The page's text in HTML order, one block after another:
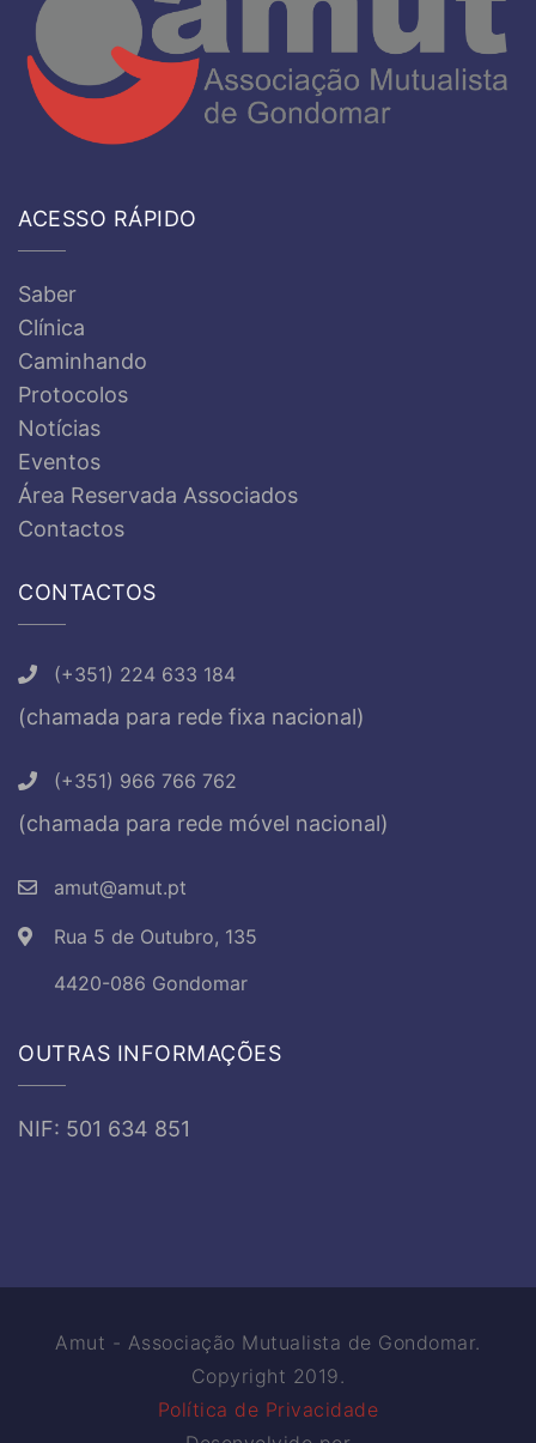
ACESSO RÁPIDO
Saber
Clínica
Caminhando
Protocolos
Notícias
Eventos
Área Reservada Associados
Contactos
CONTACTOS
(+351) 224 633 184
(chamada para rede fixa nacional)
(+351) 966 766 762
(chamada para rede móvel nacional)
amut@amut.pt
Rua 5 de Outubro, 135
4420-086 Gondomar
OUTRAS INFORMAÇÕES
NIF: 501 634 851
Amut - Associação Mutualista de Gondomar.
Copyright 2019.
Política de Privacidade